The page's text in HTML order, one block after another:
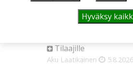
villitystäkin on
syntymäpäiväsankari
Tilaajille
Aku Laatikainen 5.8.2026
Hyväksy